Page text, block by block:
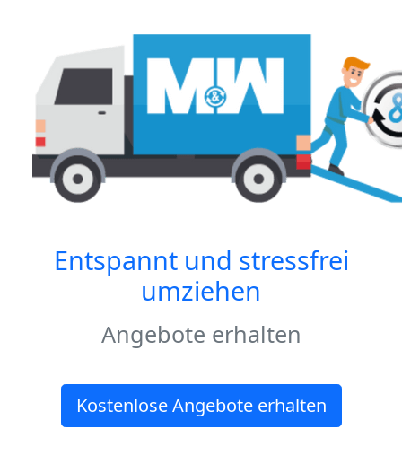
Entspannt und stressfrei
umziehen
Angebote erhalten
Kostenlose Angebote erhalten